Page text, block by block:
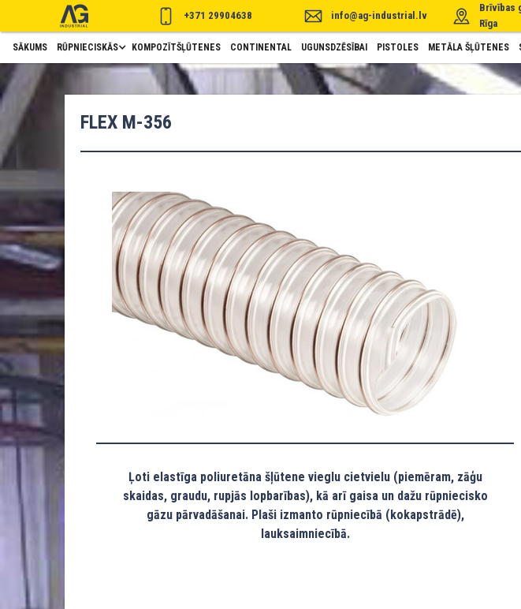
+371 29904638 info@ag-industrial.lv
Brīvības
Rīga
SĀKUMS RŪPNIECISKĀS KOMPOZĪTŠĻŪTENES CONTINENTAL UGUNSDZĒSĪBAI PISTOLES METĀLA ŠĻŪTENES
FLEX M-356
Ļoti elastīga poliuretāna šļūtene vieglu cietvielu (piemēram, zāģu
skaidas, graudu, rupjās lopbarības), kā arī gaisa un dažu rūpniecisko
gāzu pārvadāšanai. Plaši izmanto rūpniecībā (kokapstrādē),
lauksaimniecībā.